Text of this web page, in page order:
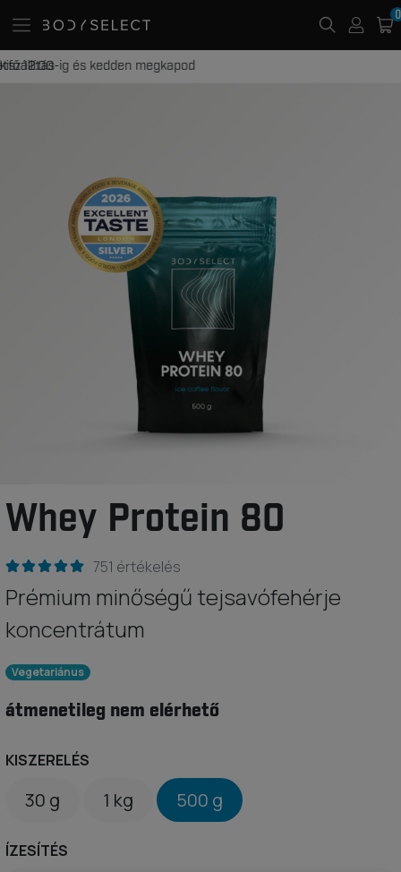
20 000 Ft -tól ingyenes kiszállítás
Whey Protein 80
751 értékelés
Prémium minőségű tejsavófehérje
koncentrátum
Vegetariánus
átmenetileg nem elérhető
KISZERELÉS
30 g 1 kg 500 g
ÍZESÍTÉS
0